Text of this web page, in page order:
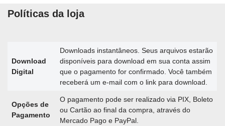
Políticas da loja
Download
Digital
Downloads instantâneos. Seus arquivos estarão
disponíveis para download em sua conta assim
que o pagamento for confirmado. Você também
receberá um e-mail com o link para download.
Opções de
Pagamento
O pagamento pode ser realizado via PIX, Boleto
ou Cartão ao final da compra, através do
Mercado Pago e PayPal.